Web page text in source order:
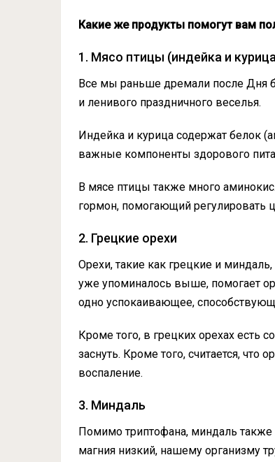
Какие же продукты помогут вам
1. Мясо птицы (индейка и
Все мы раньше дремали после Дня
и ленивого праздничного веселья.
Индейка и курица содержат белок
важные компоненты здорового
В мясе птицы также много
гормон, помогающий регулировать
2. Грецкие орехи
Орехи, такие как грецкие и
уже упоминалось выше, помогает
одно успокаивающее,
Кроме того, в грецких орехах есть
заснуть. Кроме того, считается, что
воспаление.
3. Миндаль
Помимо триптофана, миндаль также
магния низкий, нашему организму